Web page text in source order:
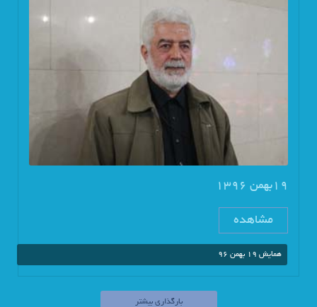
19بهمن 1396
مشاهده
همایش 19 بهمن 96
بارگذاری بیشتر